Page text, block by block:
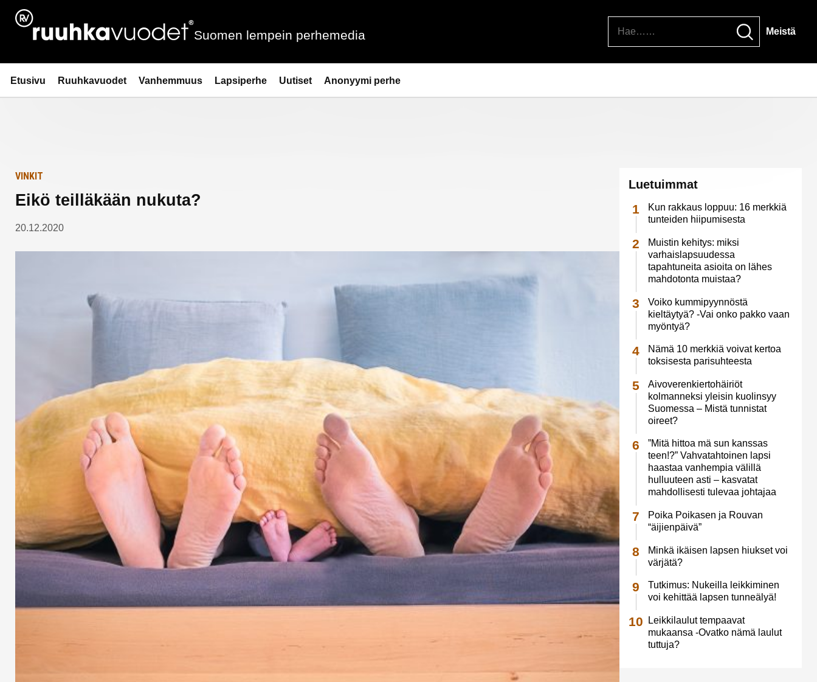
Siirry
sisältöön
Ruuhkavuodet.fi
Suomen lempein perhemedia Meistä
Etusivu Ruuhkavuodet Vanhemmuus Lapsiperhe Uutiset Anonyymi perhe
Etusivulle
VINKIT
Eikö teilläkään nukuta?
20.12.2020
Luetuimmat
Kun rakkaus loppuu: 16 merkkiä
tunteiden hiipumisesta
Muistin kehitys: miksi
varhaislapsuudessa
tapahtuneita asioita on lähes
mahdotonta muistaa?
Voiko kummipyynnöstä
kieltäytyä? -Vai onko pakko vaan
myöntyä?
Nämä 10 merkkiä voivat kertoa
toksisesta parisuhteesta
Aivoverenkiertohäiriöt
kolmanneksi yleisin kuolinsyy
Suomessa – Mistä tunnistat
oireet?
”Mitä hittoa mä sun kanssas
teen!?” Vahvatahtoinen lapsi
haastaa vanhempia välillä
hulluuteen asti – kasvatat
mahdollisesti tulevaa johtajaa
Poika Poikasen ja Rouvan
“äijienpäivä”
Minkä ikäisen lapsen hiukset voi
värjätä?
Tutkimus: Nukeilla leikkiminen
voi kehittää lapsen tunneälyä!
Leikkilaulut tempaavat
mukaansa -Ovatko nämä laulut
tuttuja?